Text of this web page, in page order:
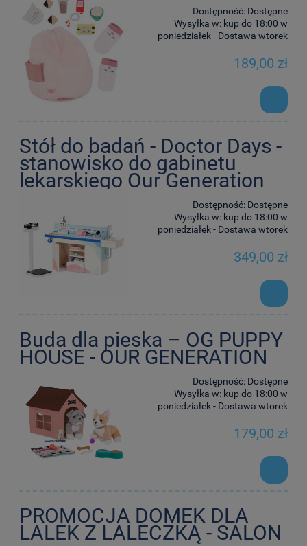
Dostępność: Dostępne
Wysyłka w: kup do 18:00 w
poniedziałek - Dostawa wtorek
189,00 zł
Stół do badań - Doctor Days -
stanowisko do gabinetu
lekarskiego Our Generation
Dostępność: Dostępne
Wysyłka w: kup do 18:00 w
poniedziałek - Dostawa wtorek
349,00 zł
Buda dla pieska – OG PUPPY
HOUSE - OUR GENERATION
Dostępność: Dostępne
Wysyłka w: kup do 18:00 w
poniedziałek - Dostawa wtorek
179,00 zł
PROMOCJA DOMEK DLA
LALEK Z LALECZKĄ - SALON